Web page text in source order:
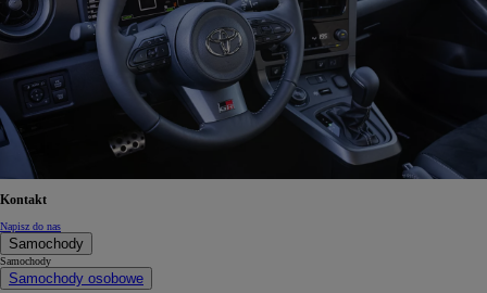
Kontakt
Napisz do nas
Samochody
Samochody
Samochody osobowe